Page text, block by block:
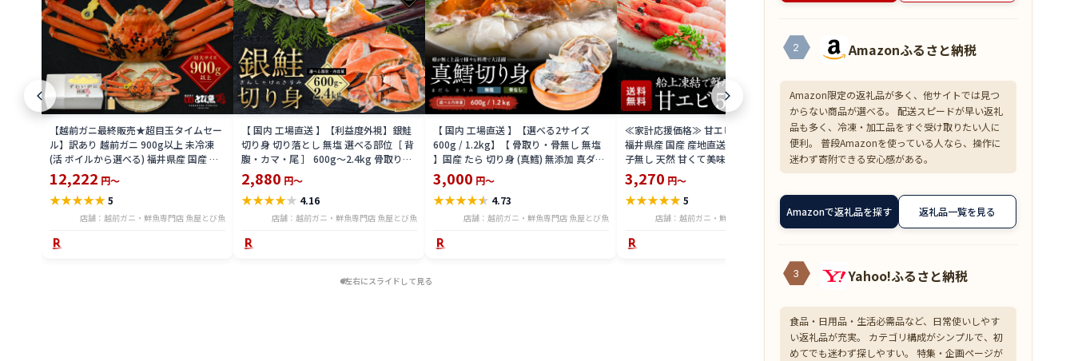
【越前ガニ最終販売★超目玉タイムセー
ル】訳あり 越前ガニ 900g以上 未冷凍
(活 ボイルから選べる) 福井県産 国産 産
地直送 脚折れ 訳ありカニ 越前がに ズワ
イガニ 越前 かに 送料無料 etz-900w
12,222 円～
★★★★★5
店舗：越前ガニ・鮮魚専門店 魚屋とび魚
【 国内 工場直送 】【利益度外視】銀鮭
切り身 切り落とし 無塩 選べる部位［ 背
腹・カマ・尾 ］ 600g〜2.4kg 骨取り・
骨無し 骨あり 切り落とし 骨取り・骨無
し 切身 ses2301-12ka
2,880 円～
★★★★★ 4.16
店舗：越前ガニ・鮮魚専門店 魚屋とび魚
【 国内 工場直送 】【選べる2サイズ
600g / 1.2kg】【 骨取り・骨無し 無塩
】国産 たら 切り身 (真鱈) 無添加 真ダラ
骨抜き 鍋 フライ ホイル焼き 送料無料
tar2306-12ka
3,000 円～
★★★★★ 4.73
店舗：越前ガニ・鮮魚専門店 魚屋とび魚
≪家計応援価格≫ 甘エビ 500g 約50尾
福井県産 国産 産地直送 大容量 業務用
子無し 天然 甘くて美味しい あまえび ア
マエビ お刺身 お寿司 バーベキュー 船上
凍結 送料無料 amaebis
3,270 円～
★★★★★5
店舗：越前ガニ・鮮魚専門店 魚屋とび魚
【超目玉】ズワイガニ むき身 爪下 1kg
(解凍後800g) 蟹 かに 冷凍 訳あり 送料無
料 zkani2410
6,999
★★★★★ 4.33
店舗：越前ガニ・鮮魚専門店 魚屋とび魚
焼き チャーハ
1,390
★
左右にスライドして見る
2 Amazonふるさと納税
Amazon限定の返礼品が多く、他サイトでは見つ
からない商品が選べる。 配送スピードが早い返礼
品も多く、冷凍・加工品をすぐ受け取りたい人に
便利。 普段Amazonを使っている人なら、操作に
迷わず寄附できる安心感がある。
Amazonで返礼品を探す 返礼品一覧を見る
3 Yahoo!ふるさと納税
食品・日用品・生活必需品など、日常使いしやす
い返礼品が充実。 カテゴリ構成がシンプルで、初
めてでも迷わず探しやすい。 特集・企画ページが